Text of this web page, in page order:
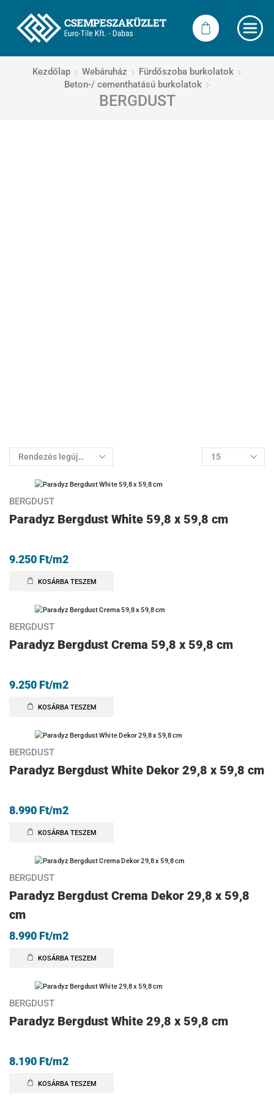
Kezdőlap Webáruház
Fürdőszoba burkolatok
Beton-/ cementhatású burkolatok
BERGDUST
BERGDUST
Paradyz Bergdust White 59,8 x 59,8 cm
9.250 Ft/m2
KOSÁRBA TESZEM
BERGDUST
Paradyz Bergdust Crema 59,8 x 59,8 cm
9.250 Ft/m2
KOSÁRBA TESZEM
BERGDUST
Paradyz Bergdust White Dekor 29,8 x 59,8 cm
8.990 Ft/m2
KOSÁRBA TESZEM
BERGDUST
Paradyz Bergdust Crema Dekor 29,8 x 59,8
cm
8.990 Ft/m2
KOSÁRBA TESZEM
BERGDUST
Paradyz Bergdust White 29,8 x 59,8 cm
8.190 Ft/m2
KOSÁRBA TESZEM